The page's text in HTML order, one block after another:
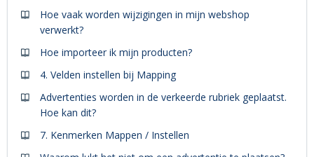
Hoe vaak worden wijzigingen in mijn webshop
verwerkt?
Hoe importeer ik mijn producten?
4. Velden instellen bij Mapping
Advertenties worden in de verkeerde rubriek geplaatst.
Hoe kan dit?
7. Kenmerken Mappen / Instellen